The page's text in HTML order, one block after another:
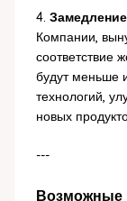
4.
Компании,
соответствие
будут меньше
технологий,
новых
---
Возможные